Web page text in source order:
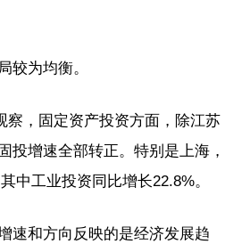
较为均衡。
察，固定资产投资方面，除江苏
投增速全部转正。特别是上海，
中工业投资同比增长22.8%。
速和方向反映的是经济发展趋